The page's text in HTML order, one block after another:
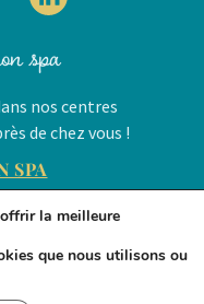
spa
nos centres
de chez vous !
SPA
2026
la meilleure
que nous utilisons ou